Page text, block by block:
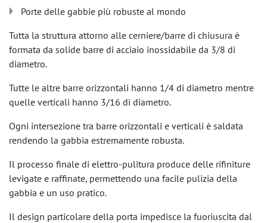
Porte delle gabbie più robuste al mondo
Tutta la struttura attorno alle cerniere/barre di chiusura è
formata da solide barre di acciaio inossidabile da 3/8 di
diametro.
Tutte le altre barre orizzontali hanno 1/4 di diametro mentre
quelle verticali hanno 3/16 di diametro.
Ogni intersezione tra barre orizzontali e verticali è saldata
rendendo la gabbia estremamente robusta.
Il processo finale di elettro-pulitura produce delle rifiniture
levigate e raffinate, permettendo una facile pulizia della
gabbia e un uso pratico.
Il design particolare della porta impedisce la fuoriuscita dal